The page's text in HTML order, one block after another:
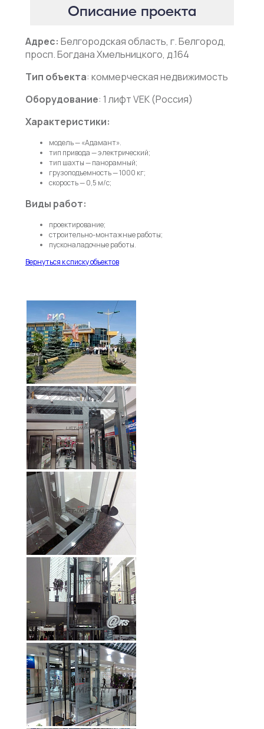
Описание проекта
Адрес: Белгородская область, г. Белгород,
просп. Богдана Хмельницкого, д.164
Тип объекта: коммерческая недвижимость
Оборудование: 1 лифт VEK (Россия)
Характеристики:
модель — «Адамант».
тип привода — электрический;
тип шахты — панорамный;
грузоподъемность — 1000 кг;
скорость — 0,5 м/c;
Виды работ:
проектирование;
строительно-монтажные работы;
пусконаладочные работы.
Вернуться к списку объектов